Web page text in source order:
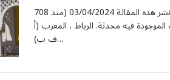
مرحبًا أيها المسافر عبر الزمن!تم نشر هذه المقالة 03/04/2024 (منذ 708
فيه محدثة. الرباط ، المغرب (أ
ف ب)…